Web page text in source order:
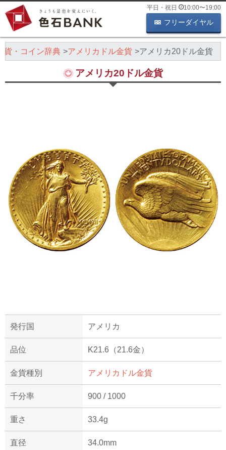
平日・祝日 10:00〜19:00
フリーダイヤル
貨・コイン辞典 アメリカドル金貨 アメリカ20ドル金貨
アメリカ20ドル金貨
発行国 アメリカ
品位 K21.6（21.6金）
金貨種別 アメリカドル金貨
千分率 900 / 1000
重さ 33.4g
直径 34.0mm